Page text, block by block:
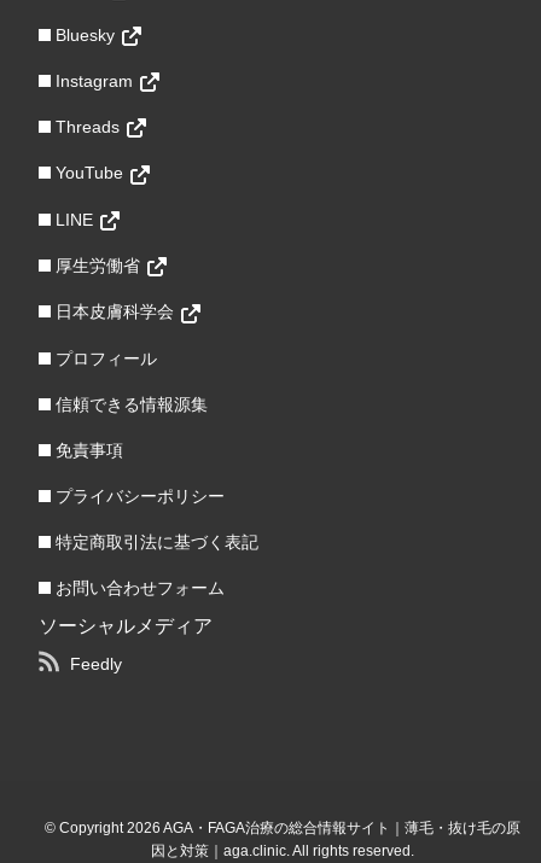
Bluesky
Instagram
Threads
YouTube
LINE
厚生労働省
日本皮膚科学会
プロフィール
信頼できる情報源集
免責事項
プライバシーポリシー
特定商取引法に基づく表記
お問い合わせフォーム
ソーシャルメディア
Feedly
© Copyright 2026 AGA・FAGA治療の総合情報サイト｜薄毛・抜け毛の原
因と対策｜aga.clinic. All rights reserved.